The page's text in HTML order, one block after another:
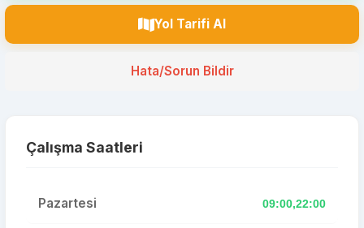
Yol Tarifi Al
Hata/Sorun Bildir
Çalışma Saatleri
Pazartesi 09:00,22:00